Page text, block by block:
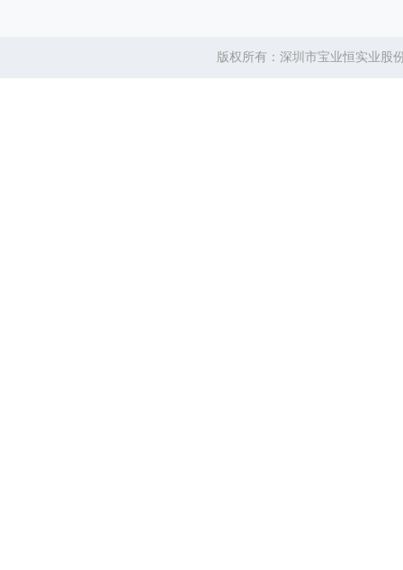
版权所有：深圳市宝业恒实业